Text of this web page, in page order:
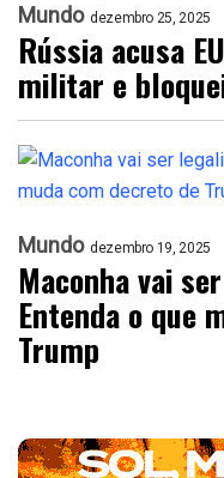
Mundo dezembro 25, 2025
Rússia acusa
militar e
Mundo dezembro 19, 2025
Maconha vai
Entenda o que
Trump